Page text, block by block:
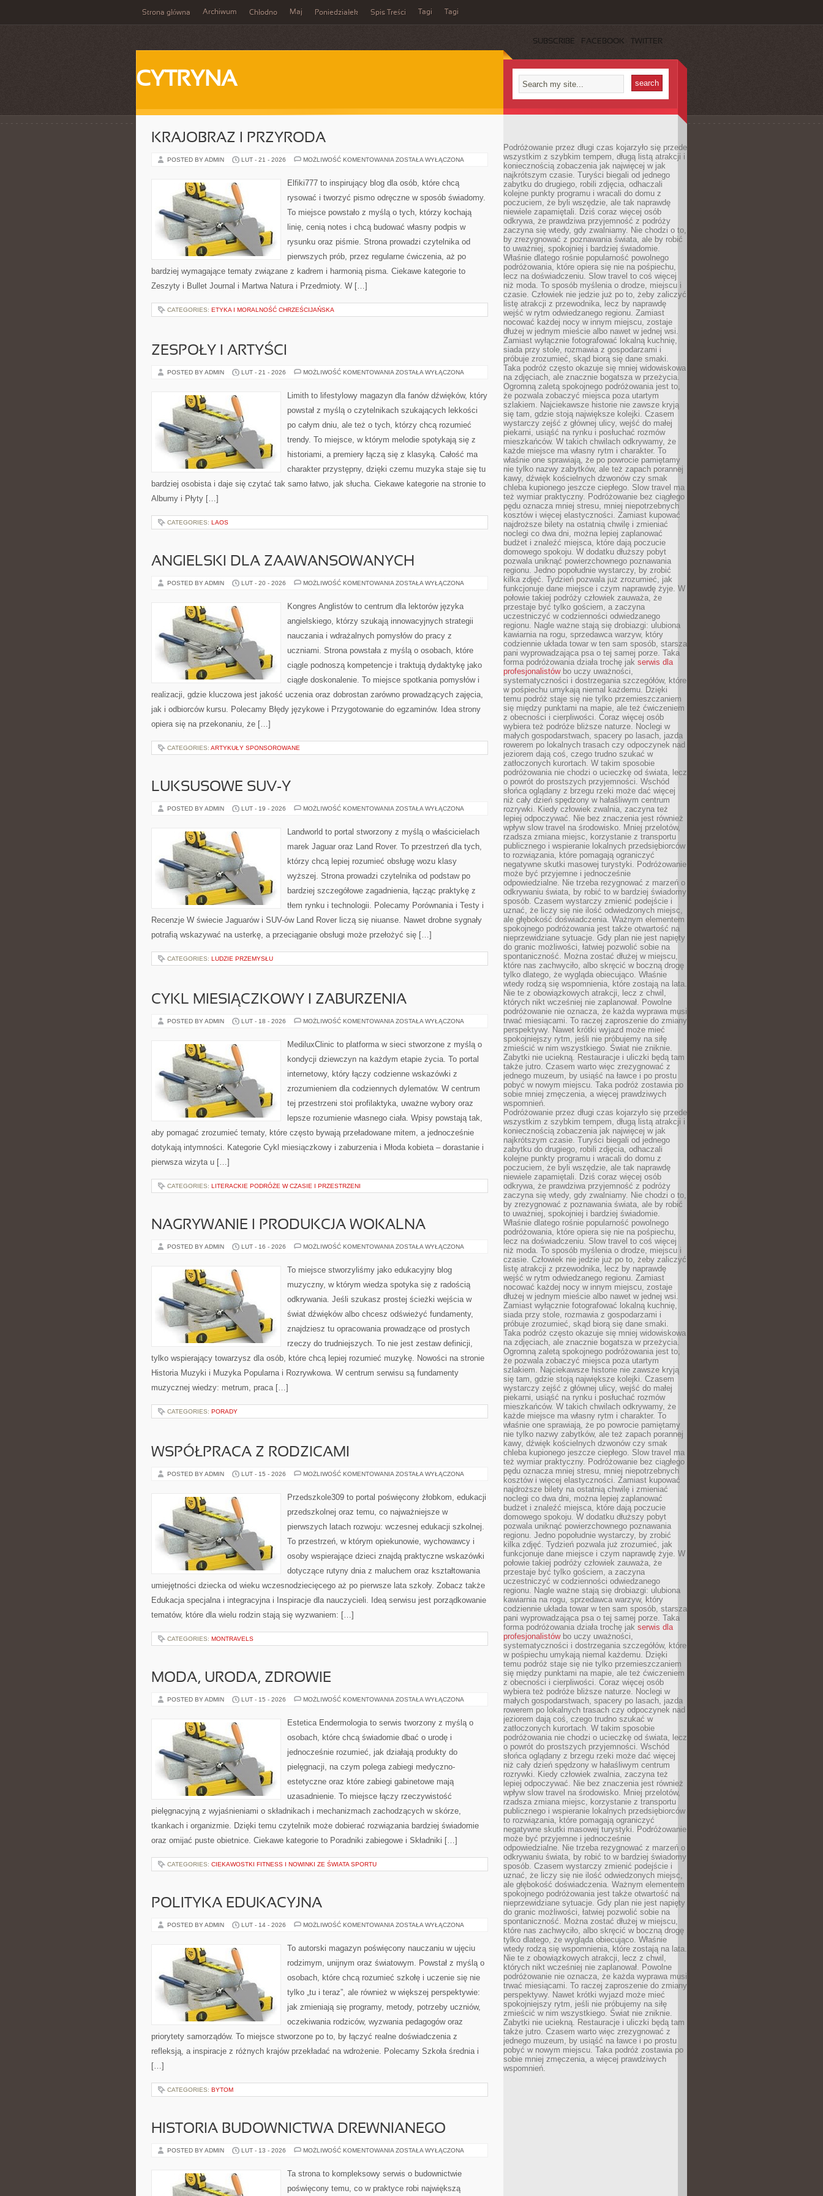
Strona główna Archiwum Chłodno Maj Poniedziałek Spis Treści Tagi Tagi
SUBSCRIBE FACEBOOK TWITTER
CYTRYNA
KRAJOBRAZ I PRZYRODA
POSTED BY ADMIN LUT - 21 - 2026 MOŻLIWOŚĆ KOMENTOWANIA KRAJOBRAZ
ZOSTAŁA WYŁĄCZONA
Elfiki777 to inspirujący blog dla osób, które chcą
rysować i tworzyć pismo odręczne w sposób świadomy.
To miejsce powstało z myślą o tych, którzy kochają
linię, cenią notes i chcą budować własny podpis w
rysunku oraz piśmie. Strona prowadzi czytelnika od
pierwszych prób, przez regularne ćwiczenia, aż po
bardziej wymagające tematy związane z kadrem i harmonią pisma. Ciekawe kategorie to
Zeszyty i Bullet Journal i Martwa Natura i Przedmioty. W […]
CATEGORIES: ETYKA I MORALNOŚĆ CHRZEŚCIJAŃSKA
ZESPOŁY I ARTYŚCI
POSTED BY ADMIN LUT - 21 - 2026 MOŻLIWOŚĆ KOMENTOWANIA ZESPOŁY
ZOSTAŁA WYŁĄCZONA
Limith to lifestylowy magazyn dla fanów dźwięków, który
powstał z myślą o czytelnikach szukających lekkości
po całym dniu, ale też o tych, którzy chcą rozumieć
trendy. To miejsce, w którym melodie spotykają się z
historiami, a premiery łączą się z klasyką. Całość ma
charakter przystępny, dzięki czemu muzyka staje się tu
bardziej osobista i daje się czytać tak samo łatwo, jak słucha. Ciekawe kategorie na stronie to
Albumy i Płyty […]
CATEGORIES: LAOS
ANGIELSKI DLA ZAAWANSOWANYCH
POSTED BY ADMIN LUT - 20 - 2026 MOŻLIWOŚĆ KOMENTOWANIA ANGIELSKI
ZOSTAŁA WYŁĄCZONA
Kongres Anglistów to centrum dla lektorów języka
angielskiego, którzy szukają innowacyjnych strategii
nauczania i wdrażalnych pomysłów do pracy z
uczniami. Strona powstała z myślą o osobach, które
ciągle podnoszą kompetencje i traktują dydaktykę jako
ciągłe doskonalenie. To miejsce spotkania pomysłów i
realizacji, gdzie kluczowa jest jakość uczenia oraz dobrostan zarówno prowadzących zajęcia,
jak i odbiorców kursu. Polecamy Błędy językowe i Przygotowanie do egzaminów. Idea strony
opiera się na przekonaniu, że […]
CATEGORIES: ARTYKUŁY SPONSOROWANE
LUKSUSOWE SUV-Y
POSTED BY ADMIN LUT - 19 - 2026 MOŻLIWOŚĆ KOMENTOWANIA LUKSUSOWE
ZOSTAŁA WYŁĄCZONA
Landworld to portal stworzony z myślą o właścicielach
marek Jaguar oraz Land Rover. To przestrzeń dla tych,
którzy chcą lepiej rozumieć obsługę wozu klasy
wyższej. Strona prowadzi czytelnika od podstaw po
bardziej szczegółowe zagadnienia, łącząc praktykę z
tłem rynku i technologii. Polecamy Porównania i Testy i
Recenzje W świecie Jaguarów i SUV-ów Land Rover liczą się niuanse. Nawet drobne sygnały
potrafią wskazywać na usterkę, a przeciąganie obsługi może przełożyć się […]
CATEGORIES: LUDZIE PRZEMYSŁU
CYKL MIESIĄCZKOWY I ZABURZENIA
POSTED BY ADMIN LUT - 18 - 2026 MOŻLIWOŚĆ KOMENTOWANIA CYKL
ZABURZENIA
ZOSTAŁA WYŁĄCZONA
MediluxClinic to platforma w sieci stworzone z myślą o
kondycji dziewczyn na każdym etapie życia. To portal
internetowy, który łączy codzienne wskazówki z
zrozumieniem dla codziennych dylematów. W centrum
tej przestrzeni stoi profilaktyka, uważne wybory oraz
lepsze rozumienie własnego ciała. Wpisy powstają tak,
aby pomagać zrozumieć tematy, które często bywają przeładowane mitem, a jednocześnie
dotykają intymności. Kategorie Cykl miesiączkowy i zaburzenia i Młoda kobieta – dorastanie i
pierwsza wizyta u […]
CATEGORIES: LITERACKIE PODRÓŻE W CZASIE I PRZESTRZENI
NAGRYWANIE I PRODUKCJA WOKALNA
POSTED BY ADMIN LUT - 16 - 2026 MOŻLIWOŚĆ KOMENTOWANIA NAGRYWANIE
WOKALNA
ZOSTAŁA WYŁĄCZONA
To miejsce stworzyliśmy jako edukacyjny blog
muzyczny, w którym wiedza spotyka się z radością
odkrywania. Jeśli szukasz prostej ścieżki wejścia w
świat dźwięków albo chcesz odświeżyć fundamenty,
znajdziesz tu opracowania prowadzące od prostych
rzeczy do trudniejszych. To nie jest zestaw definicji,
tylko wspierający towarzysz dla osób, które chcą lepiej rozumieć muzykę. Nowości na stronie
Historia Muzyki i Muzyka Popularna i Rozrywkowa. W centrum serwisu są fundamenty
muzycznej wiedzy: metrum, praca […]
CATEGORIES: PORADY
WSPÓŁPRACA Z RODZICAMI
POSTED BY ADMIN LUT - 15 - 2026 MOŻLIWOŚĆ KOMENTOWANIA WSPÓŁPRACA
ZOSTAŁA WYŁĄCZONA
Przedszkole309 to portal poświęcony żłobkom, edukacji
przedszkolnej oraz temu, co najważniejsze w
pierwszych latach rozwoju: wczesnej edukacji szkolnej.
To przestrzeń, w którym opiekunowie, wychowawcy i
osoby wspierające dzieci znajdą praktyczne wskazówki
dotyczące rutyny dnia z maluchem oraz kształtowania
umiejętności dziecka od wieku wczesnodziecięcego aż po pierwsze lata szkoły. Zobacz także
Edukacja specjalna i integracyjna i Inspiracje dla nauczycieli. Ideą serwisu jest porządkowanie
tematów, które dla wielu rodzin stają się wyzwaniem: […]
CATEGORIES: MONTRAVELS
MODA, URODA, ZDROWIE
POSTED BY ADMIN LUT - 15 - 2026 MOŻLIWOŚĆ KOMENTOWANIA MODA,
ZOSTAŁA WYŁĄCZONA
Estetica Endermologia to serwis tworzony z myślą o
osobach, które chcą świadomie dbać o urodę i
jednocześnie rozumieć, jak działają produkty do
pielęgnacji, na czym polega zabiegi medyczno-
estetyczne oraz które zabiegi gabinetowe mają
uzasadnienie. To miejsce łączy rzeczywistość
pielęgnacyjną z wyjaśnieniami o składnikach i mechanizmach zachodzących w skórze,
tkankach i organizmie. Dzięki temu czytelnik może dobierać rozwiązania bardziej świadomie
oraz omijać puste obietnice. Ciekawe kategorie to Poradniki zabiegowe i Składniki […]
CATEGORIES: CIEKAWOSTKI FITNESS I NOWINKI ZE ŚWIATA SPORTU
POLITYKA EDUKACYJNA
POSTED BY ADMIN LUT - 14 - 2026 MOŻLIWOŚĆ KOMENTOWANIA POLITYKA
ZOSTAŁA WYŁĄCZONA
To autorski magazyn poświęcony nauczaniu w ujęciu
rodzimym, unijnym oraz światowym. Powstał z myślą o
osobach, które chcą rozumieć szkołę i uczenie się nie
tylko „tu i teraz”, ale również w większej perspektywie:
jak zmieniają się programy, metody, potrzeby uczniów,
oczekiwania rodziców, wyzwania pedagogów oraz
priorytety samorządów. To miejsce stworzone po to, by łączyć realne doświadczenia z
refleksją, a inspiracje z różnych krajów przekładać na wdrożenie. Polecamy Szkoła średnia i
[…]
CATEGORIES: BYTOM
HISTORIA BUDOWNICTWA DREWNIANEGO
POSTED BY ADMIN LUT - 13 - 2026 MOŻLIWOŚĆ KOMENTOWANIA HISTORIA
ZOSTAŁA WYŁĄCZONA
Ta strona to kompleksowy serwis o budownictwie
poświęcony temu, co w praktyce robi największą
Podróżowanie przez długi czas kojarzyło się przede
wszystkim z szybkim tempem, długą listą atrakcji i
koniecznością zobaczenia jak najwięcej w jak
najkrótszym czasie. Turyści biegali od jednego
zabytku do drugiego, robili zdjęcia, odhaczali
kolejne punkty programu i wracali do domu z
poczuciem, że byli wszędzie, ale tak naprawdę
niewiele zapamiętali. Dziś coraz więcej osób
odkrywa, że prawdziwa przyjemność z podróży
zaczyna się wtedy, gdy zwalniamy. Nie chodzi o to,
by zrezygnować z poznawania świata, ale by robić
to uważniej, spokojniej i bardziej świadomie.
Właśnie dlatego rośnie popularność powolnego
podróżowania, które opiera się nie na pośpiechu,
lecz na doświadczeniu. Slow travel to coś więcej
niż moda. To sposób myślenia o drodze, miejscu i
czasie. Człowiek nie jedzie już po to, żeby zaliczyć
listę atrakcji z przewodnika, lecz by naprawdę
wejść w rytm odwiedzanego regionu. Zamiast
nocować każdej nocy w innym miejscu, zostaje
dłużej w jednym mieście albo nawet w jednej wsi.
Zamiast wyłącznie fotografować lokalną kuchnię,
siada przy stole, rozmawia z gospodarzami i
próbuje zrozumieć, skąd biorą się dane smaki.
Taka podróż często okazuje się mniej widowiskowa
na zdjęciach, ale znacznie bogatsza w przeżycia.
Ogromną zaletą spokojnego podróżowania jest to,
że pozwala zobaczyć miejsca poza utartym
szlakiem. Najciekawsze historie nie zawsze kryją
się tam, gdzie stoją największe kolejki. Czasem
wystarczy zejść z głównej ulicy, wejść do małej
piekarni, usiąść na rynku i posłuchać rozmów
mieszkańców. W takich chwilach odkrywamy, że
każde miejsce ma własny rytm i charakter. To
właśnie one sprawiają, że po powrocie pamiętamy
nie tylko nazwy zabytków, ale też zapach porannej
kawy, dźwięk kościelnych dzwonów czy smak
chleba kupionego jeszcze ciepłego. Slow travel ma
też wymiar praktyczny. Podróżowanie bez ciągłego
pędu oznacza mniej stresu, mniej niepotrzebnych
kosztów i więcej elastyczności. Zamiast kupować
najdroższe bilety na ostatnią chwilę i zmieniać
noclegi co dwa dni, można lepiej zaplanować
budżet i znaleźć miejsca, które dają poczucie
domowego spokoju. W dodatku dłuższy pobyt
pozwala uniknąć powierzchownego poznawania
regionu. Jedno popołudnie wystarczy, by zrobić
kilka zdjęć. Tydzień pozwala już zrozumieć, jak
funkcjonuje dane miejsce i czym naprawdę żyje. W
połowie takiej podróży człowiek zauważa, że
przestaje być tylko gościem, a zaczyna
uczestniczyć w codzienności odwiedzanego
regionu. Nagle ważne stają się drobiazgi: ulubiona
kawiarnia na rogu, sprzedawca warzyw, który
codziennie układa towar w ten sam sposób, starsza
pani wyprowadzająca psa o tej samej porze. Taka
forma podróżowania działa trochę jak serwis dla
profesjonalistówbo uczy uważności,
systematyczności i dostrzegania szczegółów, które
w pośpiechu umykają niemal każdemu. Dzięki
temu podróż staje się nie tylko przemieszczaniem
się między punktami na mapie, ale też ćwiczeniem
z obecności i cierpliwości. Coraz więcej osób
wybiera też podróże bliższe naturze. Noclegi w
małych gospodarstwach, spacery po lasach, jazda
rowerem po lokalnych trasach czy odpoczynek nad
jeziorem dają coś, czego trudno szukać w
zatłoczonych kurortach. W takim sposobie
podróżowania nie chodzi o ucieczkę od świata, lecz
o powrót do prostszych przyjemności. Wschód
słońca oglądany z brzegu rzeki może dać więcej
niż cały dzień spędzony w hałaśliwym centrum
rozrywki. Kiedy człowiek zwalnia, zaczyna też
lepiej odpoczywać. Nie bez znaczenia jest również
wpływ slow travel na środowisko. Mniej przelotów,
rzadsza zmiana miejsc, korzystanie z transportu
publicznego i wspieranie lokalnych przedsiębiorców
to rozwiązania, które pomagają ograniczyć
negatywne skutki masowej turystyki. Podróżowanie
może być przyjemne i jednocześnie
odpowiedzialne. Nie trzeba rezygnować z marzeń o
odkrywaniu świata, by robić to w bardziej świadomy
sposób. Czasem wystarczy zmienić podejście i
uznać, że liczy się nie ilość odwiedzonych miejsc,
ale głębokość doświadczenia. Ważnym elementem
spokojnego podróżowania jest także otwartość na
nieprzewidziane sytuacje. Gdy plan nie jest napięty
do granic możliwości, łatwiej pozwolić sobie na
spontaniczność. Można zostać dłużej w miejscu,
które nas zachwyciło, albo skręcić w boczną drogę
tylko dlatego, że wygląda obiecująco. Właśnie
wtedy rodzą się wspomnienia, które zostają na lata.
Nie te z obowiązkowych atrakcji, lecz z chwil,
których nikt wcześniej nie zaplanował. Powolne
podróżowanie nie oznacza, że każda wyprawa musi
trwać miesiącami. To raczej zaproszenie do zmiany
perspektywy. Nawet krótki wyjazd może mieć
spokojniejszy rytm, jeśli nie próbujemy na siłę
zmieścić w nim wszystkiego. Świat nie zniknie.
Zabytki nie uciekną. Restauracje i uliczki będą tam
także jutro. Czasem warto więc zrezygnować z
jednego muzeum, by usiąść na ławce i po prostu
pobyć w nowym miejscu. Taka podróż zostawia po
sobie mniej zmęczenia, a więcej prawdziwych
wspomnień.
Podróżowanie przez długi czas kojarzyło się przede
wszystkim z szybkim tempem, długą listą atrakcji i
koniecznością zobaczenia jak najwięcej w jak
najkrótszym czasie. Turyści biegali od jednego
zabytku do drugiego, robili zdjęcia, odhaczali
kolejne punkty programu i wracali do domu z
poczuciem, że byli wszędzie, ale tak naprawdę
niewiele zapamiętali. Dziś coraz więcej osób
odkrywa, że prawdziwa przyjemność z podróży
zaczyna się wtedy, gdy zwalniamy. Nie chodzi o to,
by zrezygnować z poznawania świata, ale by robić
to uważniej, spokojniej i bardziej świadomie.
Właśnie dlatego rośnie popularność powolnego
podróżowania, które opiera się nie na pośpiechu,
lecz na doświadczeniu. Slow travel to coś więcej
niż moda. To sposób myślenia o drodze, miejscu i
czasie. Człowiek nie jedzie już po to, żeby zaliczyć
listę atrakcji z przewodnika, lecz by naprawdę
wejść w rytm odwiedzanego regionu. Zamiast
nocować każdej nocy w innym miejscu, zostaje
dłużej w jednym mieście albo nawet w jednej wsi.
Zamiast wyłącznie fotografować lokalną kuchnię,
siada przy stole, rozmawia z gospodarzami i
próbuje zrozumieć, skąd biorą się dane smaki.
Taka podróż często okazuje się mniej widowiskowa
na zdjęciach, ale znacznie bogatsza w przeżycia.
Ogromną zaletą spokojnego podróżowania jest to,
że pozwala zobaczyć miejsca poza utartym
szlakiem. Najciekawsze historie nie zawsze kryją
się tam, gdzie stoją największe kolejki. Czasem
wystarczy zejść z głównej ulicy, wejść do małej
piekarni, usiąść na rynku i posłuchać rozmów
mieszkańców. W takich chwilach odkrywamy, że
każde miejsce ma własny rytm i charakter. To
właśnie one sprawiają, że po powrocie pamiętamy
nie tylko nazwy zabytków, ale też zapach porannej
kawy, dźwięk kościelnych dzwonów czy smak
chleba kupionego jeszcze ciepłego. Slow travel ma
też wymiar praktyczny. Podróżowanie bez ciągłego
pędu oznacza mniej stresu, mniej niepotrzebnych
kosztów i więcej elastyczności. Zamiast kupować
najdroższe bilety na ostatnią chwilę i zmieniać
noclegi co dwa dni, można lepiej zaplanować
budżet i znaleźć miejsca, które dają poczucie
domowego spokoju. W dodatku dłuższy pobyt
pozwala uniknąć powierzchownego poznawania
regionu. Jedno popołudnie wystarczy, by zrobić
kilka zdjęć. Tydzień pozwala już zrozumieć, jak
funkcjonuje dane miejsce i czym naprawdę żyje. W
połowie takiej podróży człowiek zauważa, że
przestaje być tylko gościem, a zaczyna
uczestniczyć w codzienności odwiedzanego
regionu. Nagle ważne stają się drobiazgi: ulubiona
kawiarnia na rogu, sprzedawca warzyw, który
codziennie układa towar w ten sam sposób, starsza
pani wyprowadzająca psa o tej samej porze. Taka
forma podróżowania działa trochę jak serwis dla
profesjonalistówbo uczy uważności,
systematyczności i dostrzegania szczegółów, które
w pośpiechu umykają niemal każdemu. Dzięki
temu podróż staje się nie tylko przemieszczaniem
się między punktami na mapie, ale też ćwiczeniem
z obecności i cierpliwości. Coraz więcej osób
wybiera też podróże bliższe naturze. Noclegi w
małych gospodarstwach, spacery po lasach, jazda
rowerem po lokalnych trasach czy odpoczynek nad
jeziorem dają coś, czego trudno szukać w
zatłoczonych kurortach. W takim sposobie
podróżowania nie chodzi o ucieczkę od świata, lecz
o powrót do prostszych przyjemności. Wschód
słońca oglądany z brzegu rzeki może dać więcej
niż cały dzień spędzony w hałaśliwym centrum
rozrywki. Kiedy człowiek zwalnia, zaczyna też
lepiej odpoczywać. Nie bez znaczenia jest również
wpływ slow travel na środowisko. Mniej przelotów,
rzadsza zmiana miejsc, korzystanie z transportu
publicznego i wspieranie lokalnych przedsiębiorców
to rozwiązania, które pomagają ograniczyć
negatywne skutki masowej turystyki. Podróżowanie
może być przyjemne i jednocześnie
odpowiedzialne. Nie trzeba rezygnować z marzeń o
odkrywaniu świata, by robić to w bardziej świadomy
sposób. Czasem wystarczy zmienić podejście i
uznać, że liczy się nie ilość odwiedzonych miejsc,
ale głębokość doświadczenia. Ważnym elementem
spokojnego podróżowania jest także otwartość na
nieprzewidziane sytuacje. Gdy plan nie jest napięty
do granic możliwości, łatwiej pozwolić sobie na
spontaniczność. Można zostać dłużej w miejscu,
które nas zachwyciło, albo skręcić w boczną drogę
tylko dlatego, że wygląda obiecująco. Właśnie
wtedy rodzą się wspomnienia, które zostają na lata.
Nie te z obowiązkowych atrakcji, lecz z chwil,
których nikt wcześniej nie zaplanował. Powolne
podróżowanie nie oznacza, że każda wyprawa musi
trwać miesiącami. To raczej zaproszenie do zmiany
perspektywy. Nawet krótki wyjazd może mieć
spokojniejszy rytm, jeśli nie próbujemy na siłę
zmieścić w nim wszystkiego. Świat nie zniknie.
Zabytki nie uciekną. Restauracje i uliczki będą tam
także jutro. Czasem warto więc zrezygnować z
jednego muzeum, by usiąść na ławce i po prostu
pobyć w nowym miejscu. Taka podróż zostawia po
sobie mniej zmęczenia, a więcej prawdziwych
wspomnień.